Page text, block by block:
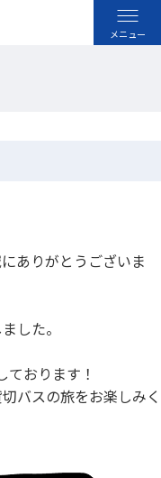
ありがとうございま
した。
おります！
バスの旅をお楽しみく